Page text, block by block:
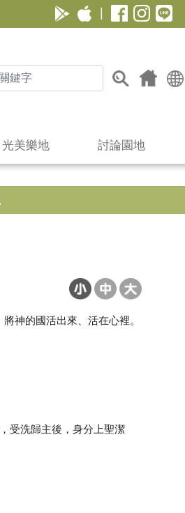
光美樂地 討論園地
神的國活出來、活在心裡。
受洗歸主後，身分上聖潔